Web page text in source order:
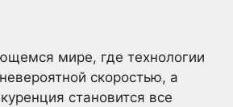
мире, где технологии
скоростью, а
становится все